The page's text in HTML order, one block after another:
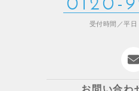
受付時間／平